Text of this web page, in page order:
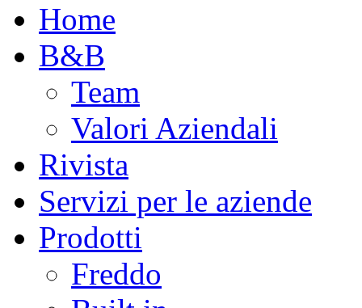
Home
B&B
Team
Valori Aziendali
Rivista
Servizi per le aziende
Prodotti
Freddo